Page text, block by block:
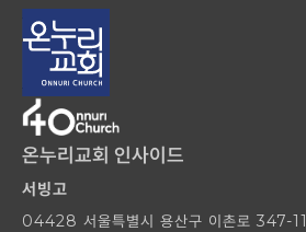
온누리교회 인사이드
서빙고
04428 서울특별시 용산구 이촌로 347-11